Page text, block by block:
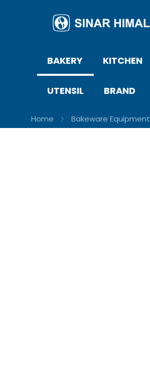
BAKERY KITCHEN
UTENSIL BRAND
Home Bakeware Equipment